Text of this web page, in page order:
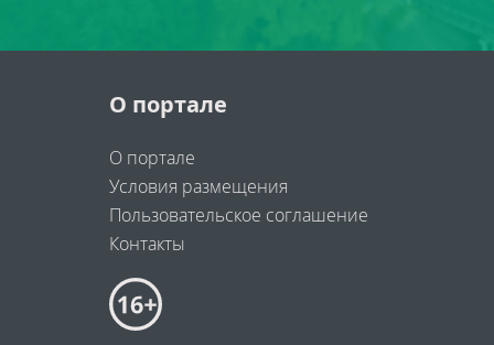
О портале
О портале
Условия размещения
Пользовательское соглашение
Контакты